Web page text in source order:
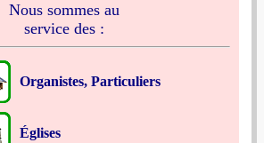
Nous sommes au
service des :
Organistes, Particuliers
Églises